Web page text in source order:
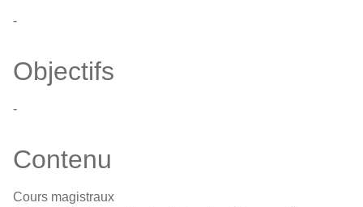
-
Objectifs
-
Contenu
Cours magistraux